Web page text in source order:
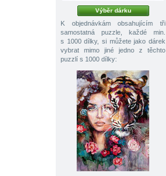
Výběr dárku
K objednávkám obsahujícím tři
samostatná puzzle, každé min.
s 1000 dílky, si můžete jako dárek
vybrat mimo jiné jedno z těchto
puzzlí s 1000 dílky: